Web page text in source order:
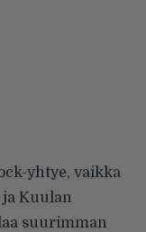
yhtye, vaikka
Kuulan
suurimman